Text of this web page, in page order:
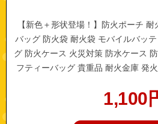
【新色＋形状登場！】防火ポーチ
バッグ 防火袋 耐火袋 モバイルバッ
グ 防火ケース 火災対策 防水ケース
フティーバッグ 貴重品 耐火金庫 発
1,100